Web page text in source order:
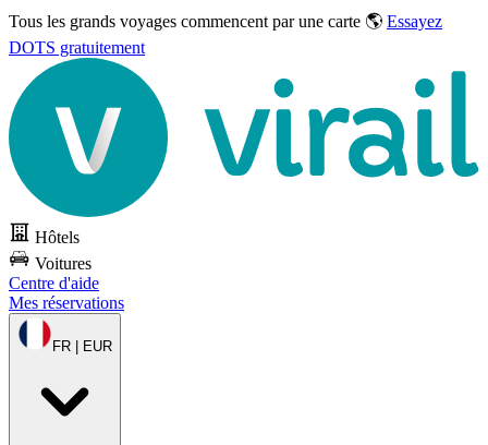
Tous les grands voyages commencent par une carte 🌎 Essayez
DOTS gratuitement
Hôtels
Voitures
Centre d'aide
Mes réservations
FR | EUR